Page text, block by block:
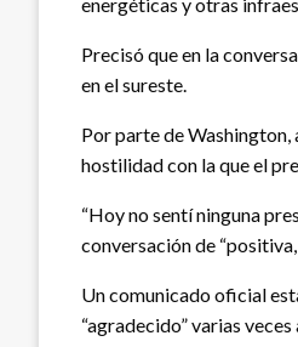
Precisó que en la
en el sureste.
Por parte de Washington,
hostilidad con la que el
“Hoy no sentí ninguna
conversación de
Un comunicado oficial
“agradecido” varias